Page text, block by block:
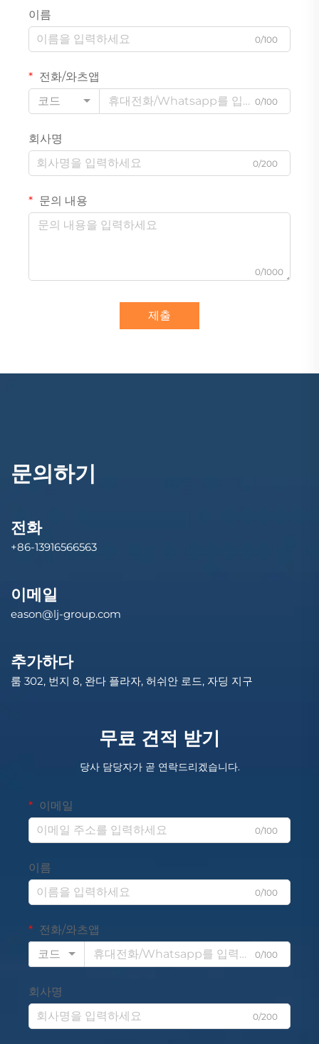
이름
0/100
전화/와츠앱
코드
0/100
회사명
0/200
문의 내용
0/1000
제출
문의하기
전화
+86-13916566563
이메일
eason@lj-group.com
추가하다
룸 302, 번지 8, 완다 플라자, 허쉬안 로드, 자딩 지구
무료 견적 받기
당사 담당자가 곧 연락드리겠습니다.
이메일
0/100
이름
0/100
전화/와츠앱
코드
0/100
회사명
0/200